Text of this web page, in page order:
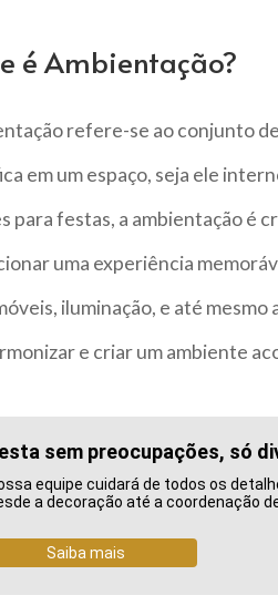
é Ambientação?
refere-se ao conjunto
em um espaço, seja ele
para festas, a ambientação é
uma experiência
iluminação, e até
e criar um ambiente
sem preocupações, só
equipe cuidará de todos os
a decoração até a coordenação
Saiba mais